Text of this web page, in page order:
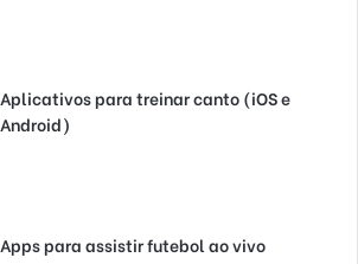
Aplicativos para treinar canto (iOS e
Android)
Apps para assistir futebol ao vivo